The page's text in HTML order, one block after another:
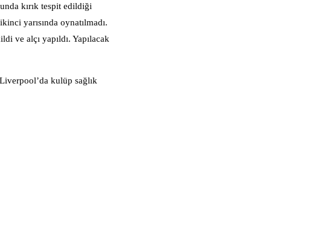
kırık tespit edildiği
yarısında oynatılmadı.
ve alçı yapıldı. Yapılacak
kulüp sağlık